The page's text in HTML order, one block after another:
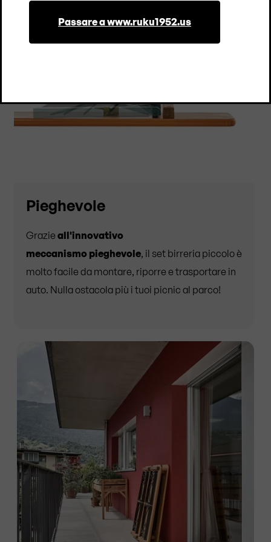
Pieghevole
Grazie all'innovativo
meccanismo pieghevole, il set birreria piccolo è
molto facile da montare, riporre e trasportare in
auto. Nulla ostacola più i tuoi picnic al parco!
Passare a www.ruku1952.us